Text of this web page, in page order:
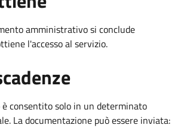
amministrativo si conclude
l'accesso al servizio.
consentito solo in un determinato
La documentazione può essere inviata: